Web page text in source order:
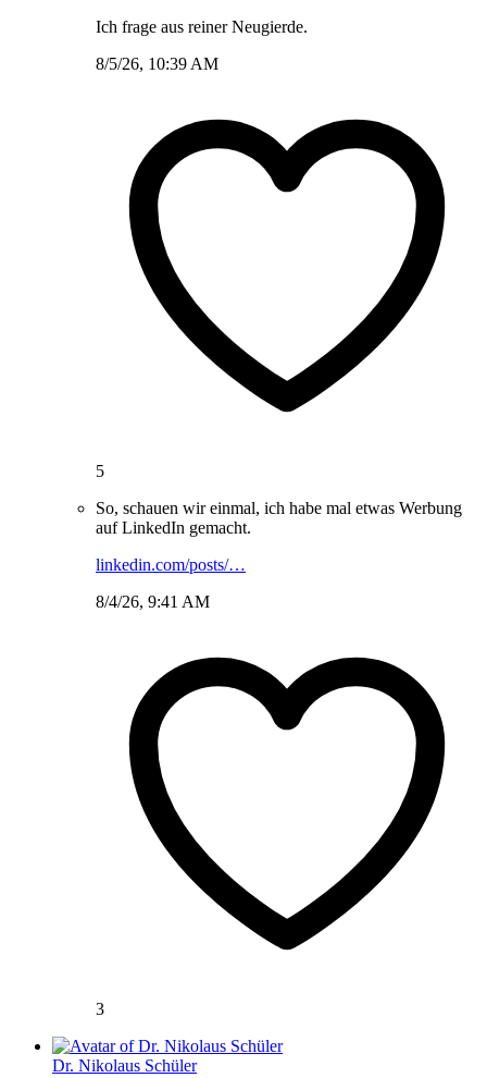
Ich frage aus reiner Neugierde.
8/5/26, 10:39 AM
5
So, schauen wir einmal, ich habe mal etwas Werbung
auf LinkedIn gemacht.
linkedin.com/posts/…
8/4/26, 9:41 AM
3
Dr. Nikolaus Schüler